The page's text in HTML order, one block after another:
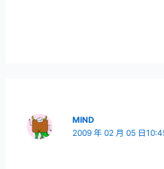
MIND
2009 年 02 月 05 日